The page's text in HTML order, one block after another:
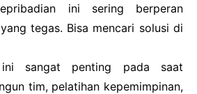
ini sering berperan
tegas. Bisa mencari solusi di
sangat penting pada saat
tim, pelatihan kepemimpinan,